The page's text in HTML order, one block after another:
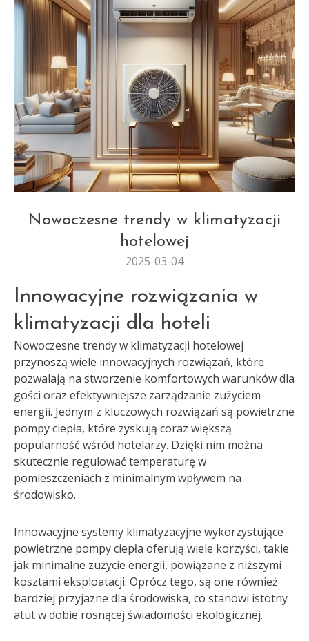
REMONTY I MODERNIZACJE
Nowoczesne trendy w klimatyzacji
hotelowej
2025-03-04
Innowacyjne rozwiązania w
klimatyzacji dla hoteli
Nowoczesne trendy w klimatyzacji hotelowej
przynoszą wiele innowacyjnych rozwiązań, które
pozwalają na stworzenie komfortowych warunków dla
gości oraz efektywniejsze zarządzanie zużyciem
energii. Jednym z kluczowych rozwiązań są powietrzne
pompy ciepła, które zyskują coraz większą
popularność wśród hotelarzy. Dzięki nim można
skutecznie regulować temperaturę w
pomieszczeniach z minimalnym wpływem na
środowisko.
Innowacyjne systemy klimatyzacyjne wykorzystujące
powietrzne pompy ciepła oferują wiele korzyści, takie
jak minimalne zużycie energii, powiązane z niższymi
kosztami eksploatacji. Oprócz tego, są one również
bardziej przyjazne dla środowiska, co stanowi istotny
atut w dobie rosnącej świadomości ekologicznej.